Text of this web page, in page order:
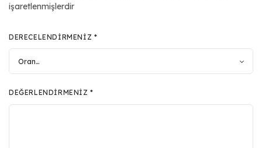
işaretlenmişlerdir
DERECELENDIRMENIZ *
DEĞERLENDIRMENIZ*